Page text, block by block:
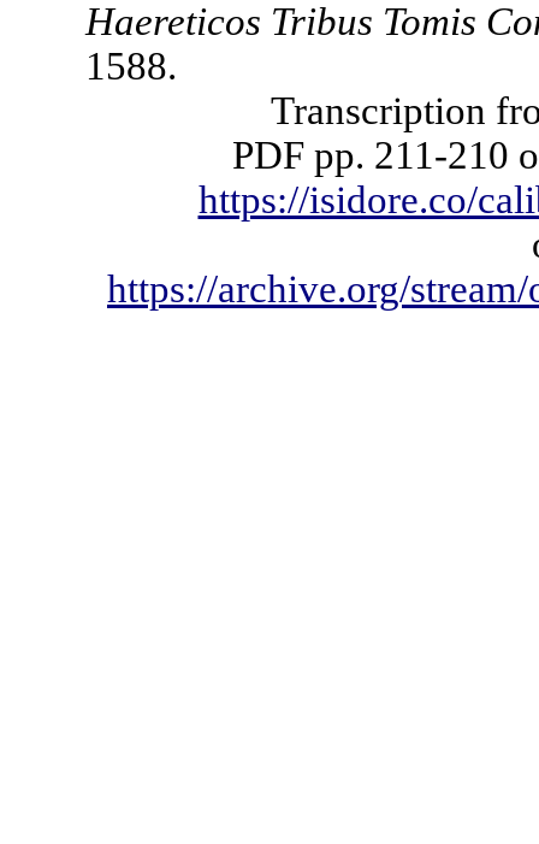
Haereticos Tribus Tomis
1588.
Transcription
PDF pp. 211-210
https://isidore.co/
https://archive.org/